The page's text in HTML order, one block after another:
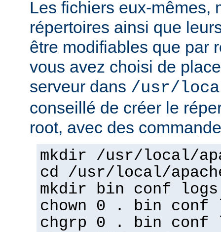
Les fichiers eux-mêmes,
répertoires ainsi que
être modifiables que par
vous avez choisi de
serveur dans /usr/
conseillé de créer le
root, avec des
mkdir /usr/local/
cd /usr/local/
mkdir bin conf logs
chown 0 . bin conf
chgrp 0 . bin conf